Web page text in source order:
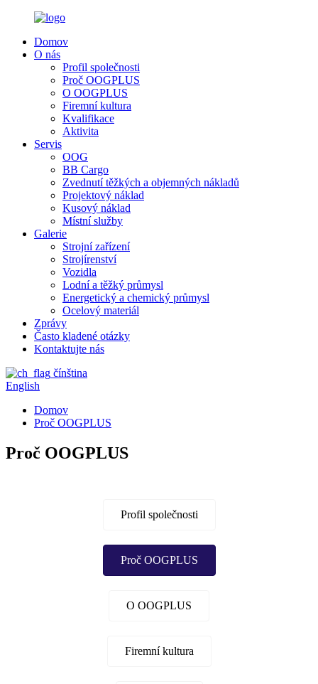
Domov
O nás
Profil společnosti
Proč OOGPLUS
O OOGPLUS
Firemní kultura
Kvalifikace
Aktivita
Servis
OOG
BB Cargo
Zvednutí těžkých a objemných nákladů
Projektový náklad
Kusový náklad
Místní služby
Galerie
Strojní zařízení
Strojírenství
Vozidla
Lodní a těžký průmysl
Energetický a chemický průmysl
Ocelový materiál
Zprávy
Často kladené otázky
Kontaktujte nás
čínština
English
Domov
Proč OOGPLUS
Proč OOGPLUS
Profil společnosti
Proč OOGPLUS
O OOGPLUS
Firemní kultura